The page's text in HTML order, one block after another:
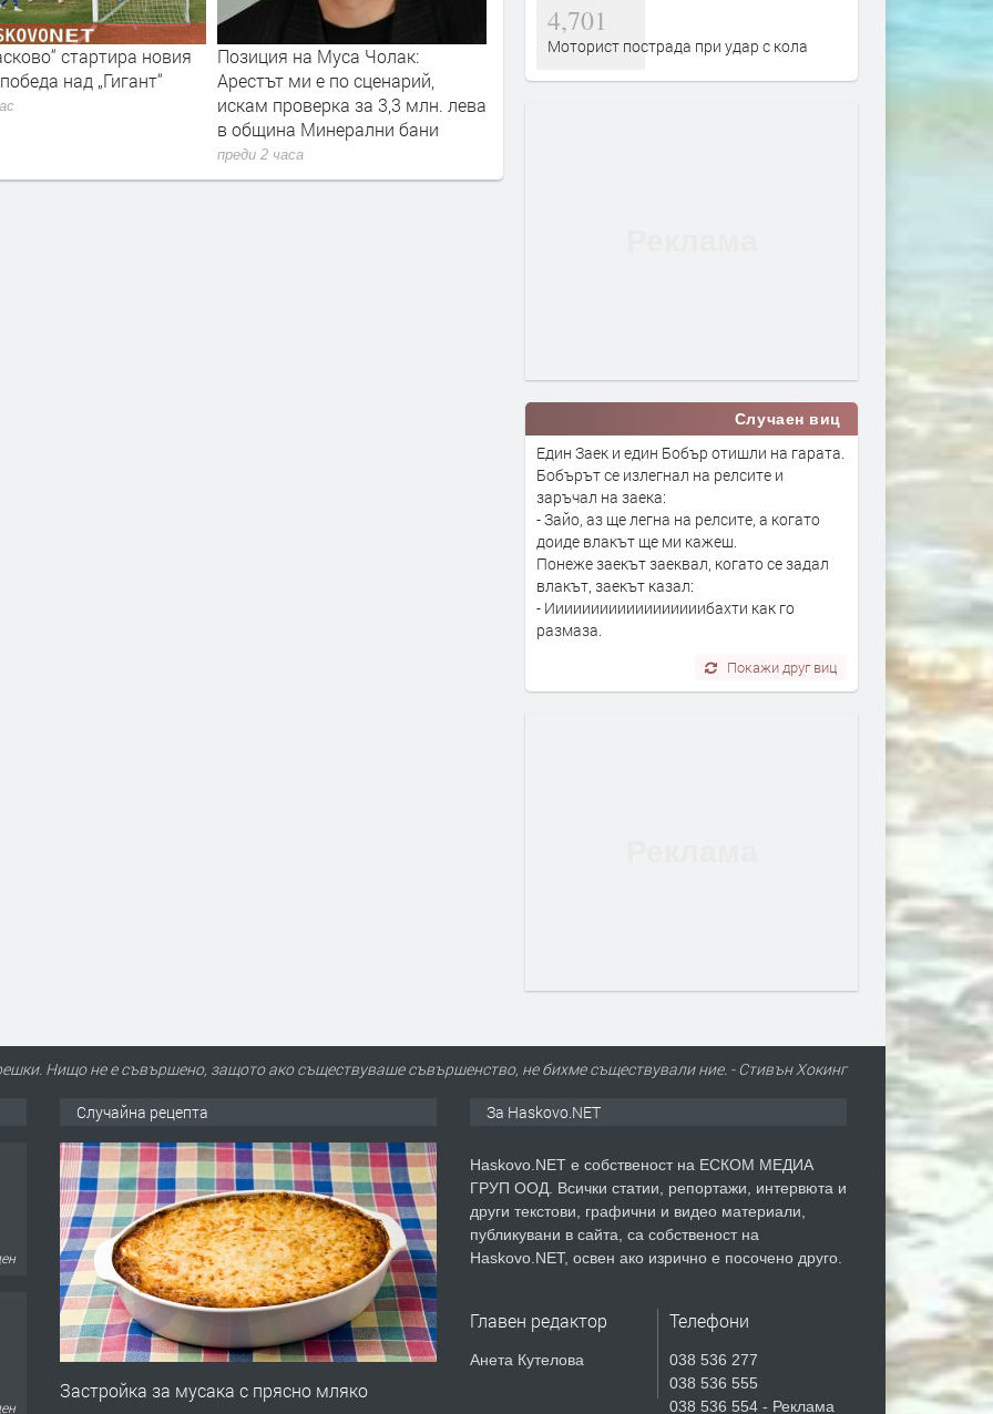
на Муса Чолак:
ми е по сценарий,
за 3,3 млн. лева
РИОСВ – Хасково наложи
санкции за 14 420 евро през
юли
преди 3 часа
Части от „Младежки хълм“,
„Хисаря“, „Тракийски“ и
Обявиха екстремен риск
пожари в област
4,701
Моторист пострада при удар с кола
Случаен виц
Един Заек и един Бобър отишли на гарата.
Бобърът се излегнал на релсите и
заръчал на заека:
- Зайо, аз ще легна на релсите, а когато
доиде влакът ще ми кажеш.
Понеже заекът заеквал, когато се задал
влакът, заекът казал:
- Иииииииииииииииииибахти как го
размаза.
Покажи друг виц
Нищо не е съвършено, защото ако съществуваше съвършенство, не бихме съществували ние. - Стивън Хокинг
Случайна рецепта
Застройка за мусака с прясно мляко
За Haskovo.NET
Haskovo.NET е собственост на ЕСКОМ МЕДИА
ГРУП ООД. Всички статии, репортажи, интервюта и
други текстови, графични и видео материали,
публикувани в сайта, са собственост на
Haskovo.NET, освен ако изрично е посочено друго.
Главен редактор
Анета Кутелова
Телефони
038 536 277
038 536 555
038 536 554 - Реклама